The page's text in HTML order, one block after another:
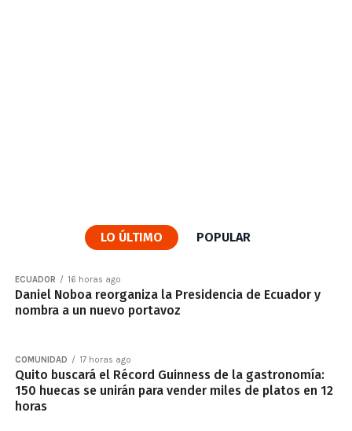
LO ÚLTIMO POPULAR
ECUADOR 16 horas ago
Daniel Noboa reorganiza la Presidencia de Ecuador y
nombra a un nuevo portavoz
COMUNIDAD 17 horas ago
Quito buscará el Récord Guinness de la gastronomía:
150 huecas se unirán para vender miles de platos en 12
horas